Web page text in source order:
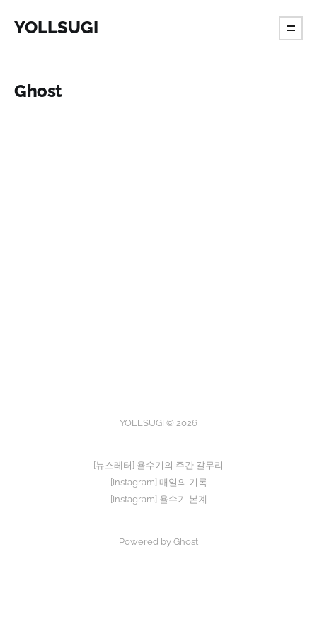
YOLLSUGI
Ghost
YOLLSUGI © 2026
[뉴스레터] 욜수기의 주간 갈무리
[Instagram] 매일의 기록
[Instagram] 욜수기 본계
Powered by Ghost